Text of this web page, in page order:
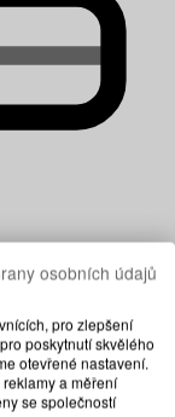
osobních údajů
pro zlepšení
poskytnutí skvělého
otevřené nastavení.
a měření
se společností